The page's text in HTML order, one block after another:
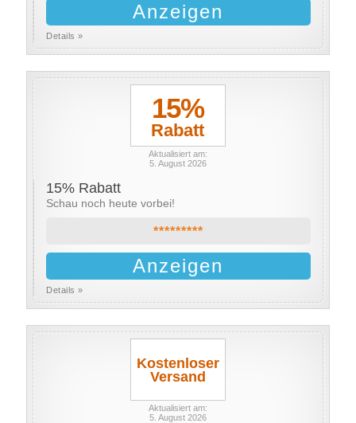
Anzeigen
Details »
15%
Rabatt
Aktualisiert am:
5. August 2026
15% Rabatt
Schau noch heute vorbei!
*********
Anzeigen
Details »
Kostenloser
Versand
Aktualisiert am:
5. August 2026